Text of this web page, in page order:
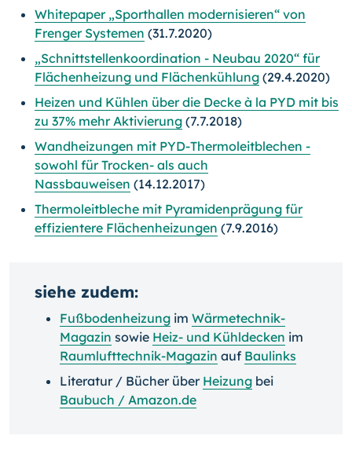
Whitepaper „Sporthallen modernisieren“ von
Frenger Systemen (31.7.2020)
„Schnittstellenkoordination - Neubau 2020“ für
Flächenheizung und Flächenkühlung (29.4.2020)
Heizen und Kühlen über die Decke à la PYD mit bis
zu 37% mehr Aktivierung (7.7.2018)
Wandheizungen mit PYD-Thermoleitblechen -
sowohl für Trocken- als auch
Nassbauweisen (14.12.2017)
Thermoleitbleche mit Pyramidenprägung für
effizientere Flächenheizungen (7.9.2016)
siehe zudem:
Fußbodenheizung im Wärmetechnik-
Magazin sowie Heiz- und Kühldecken im
Raumlufttechnik-Magazin auf Baulinks
Literatur / Bücher über Heizung bei
Baubuch / Amazon.de